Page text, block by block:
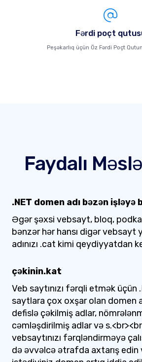
Fərdi poçt
Peşəkarlıq üçün Öz Fərdi Poçt
Faydalı
.NET domen adı bəzən işləyə
Əgər şəxsi vebsayt, bloq,
bənzər hər hansı digər vebsayt
adınızı .cat kimi qeydiyyatdan
çəkinin.kat
Veb saytınızı fərqli etmək üçün
saytlara çox oxşar olan domen
defislə çəkilmiş adlar,
cəmləşdirilmiş adlar və
vebsaytınızı fərqləndirməyə
də əvvəlcə ətrafda axtarış edin